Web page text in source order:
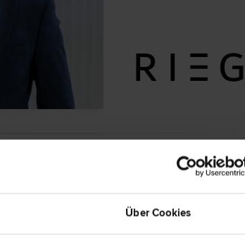
Über Cookies
KONTAKT/KARTE
Rechtsgebiete: